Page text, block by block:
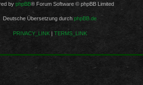
by phpBB® Forum Software © phpBB Limited
Deutsche Übersetzung durch phpBB.de
PRIVACY_LINK| TERMS_LINK